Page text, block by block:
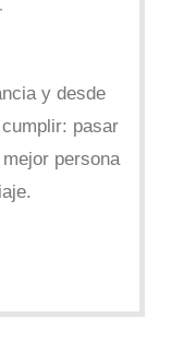
y desde
pasar
persona